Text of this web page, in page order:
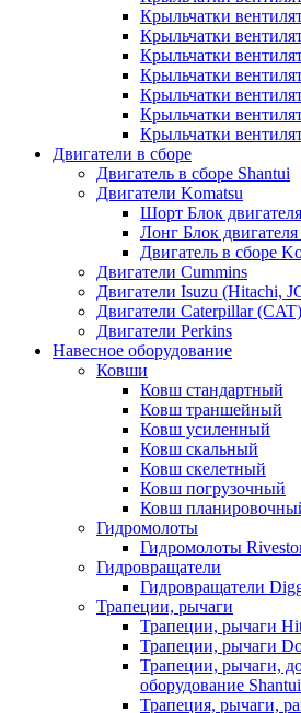
Крыльчатки
Крыльчатки
Крыльчатки
Крыльчатки
Крыльчатки
Крыльчатки
Крыльчатки
Двигатели в сборе
Двигатель в сборе Shantui
Двигатели Komatsu
Шорт Блок
Лонг Блок
Двигатель в сборе
Двигатели Cummins
Двигатели Isuzu (Hitachi,
Двигатели Caterpillar (CAT)
Двигатели Perkins
Навесное оборудование
Ковши
Ковш стандартный
Ковш траншейный
Ковш усиленный
Ковш скальный
Ковш скелетный
Ковш погрузочный
Ковш
Гидромолоты
Гидромолоты
Гидровращатели
Гидровращатели
Трапеции, рычаги
Трапеции, рычаги
Трапеции, рычаги
Трапеции, рычаги,
оборудование Shantui
Трапеция, рычаги,